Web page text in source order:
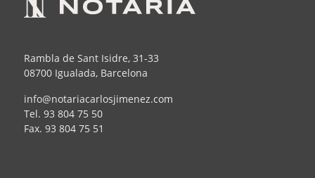
Rambla de Sant Isidre, 31-33
08700 Igualada, Barcelona
info@notariacarlosjimenez.com
Tel. 93 804 75 50
Fax. 93 804 75 51